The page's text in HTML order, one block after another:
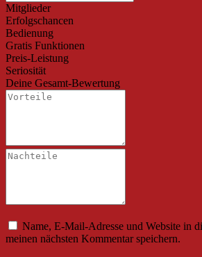
Mitglieder
Erfolgschancen
Bedienung
Gratis Funktionen
Preis-Leistung
Seriosität
Deine Gesamt-Bewertung
Name, E-Mail-Adresse und Website in
meinen nächsten Kommentar speichern.